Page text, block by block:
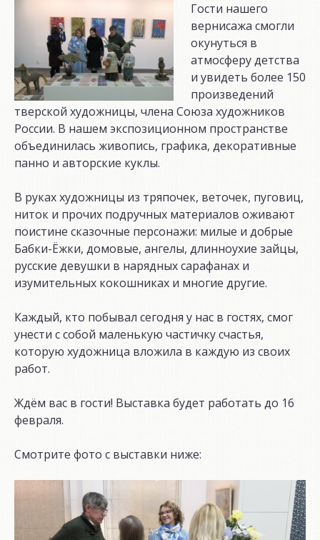
Гости нашего
вернисажа смогли
окунуться в
атмосферу детства
и увидеть более 150
произведений
тверской художницы, члена Союза художников
России. В нашем экспозиционном пространстве
объединилась живопись, графика, декоративные
панно и авторские куклы.
В руках художницы из тряпочек, веточек, пуговиц,
ниток и прочих подручных материалов оживают
поистине сказочные персонажи: милые и добрые
Бабки-Ёжки, домовые, ангелы, длинноухие зайцы,
русские девушки в нарядных сарафанах и
изумительных кокошниках и многие другие.
Каждый, кто побывал сегодня у нас в гостях, смог
унести с собой маленькую частичку счастья,
которую художница вложила в каждую из своих
работ.
Ждём вас в гости! Выставка будет работать до 16
февраля.
Смотрите фото с выставки ниже: